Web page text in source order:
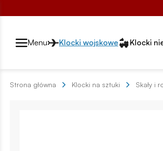
Przełącznik segmentów2
Menu Klocki wojskowe Klocki
Strona główna Klocki na sztuki Skały i